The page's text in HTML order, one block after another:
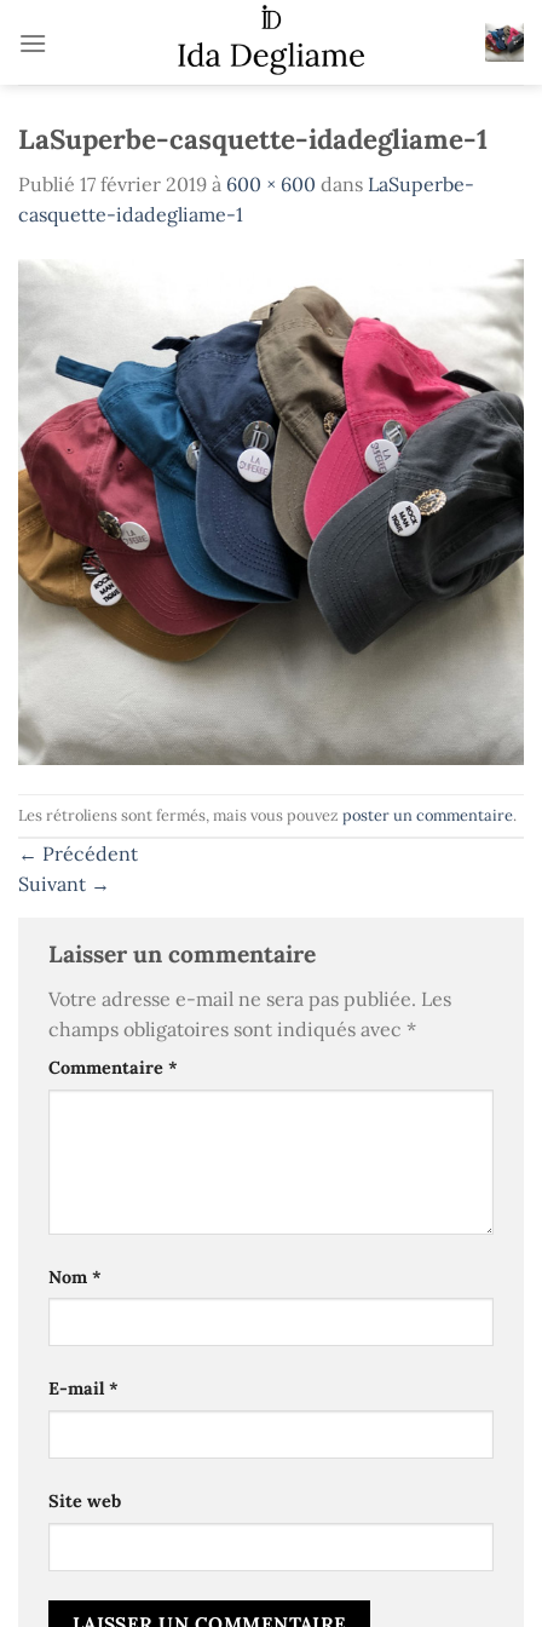
LaSuperbe-casquette-idadegliame-1
Publié 17 février 2019 à 600 × 600 dans LaSuperbe-
casquette-idadegliame-1
Les rétroliens sont fermés, mais vous pouvez poster un commentaire.
← Précédent
Suivant →
Laisser un commentaire
Votre adresse e-mail ne sera pas publiée. Les
champs obligatoires sont indiqués avec *
Commentaire *
Nom *
E-mail*
Site web